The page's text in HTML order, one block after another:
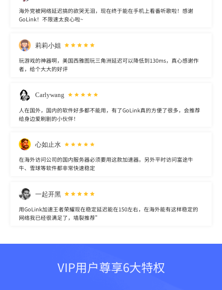
海外党被网络延迟搞的欲哭无泪，现在终于能在手机上看番听歌啦！感谢
GoLink！不限速太良心啦~
莉莉小姐
玩游戏的神器啊，美国西雅图玩三角洲延迟可以降低到130ms，真心感谢作
者，给个大大的好评
Carlywang
人在国外，国内的软件好多都不能用，有了GoLink真的方便了很多，会推荐
给身边爱刷剧的小伙伴！
心如止水
在海外访问公司的国内服务器必须要用这款加速器。另外平时访问富途牛
牛、雪球等软件都非常快速稳定
一起开黑
用GoLink加速王者荣耀现在稳定延迟能在150左右，在海外能有这样稳定的
网络我已经很满足了，墙裂推荐”
VIP用户尊享6大特权